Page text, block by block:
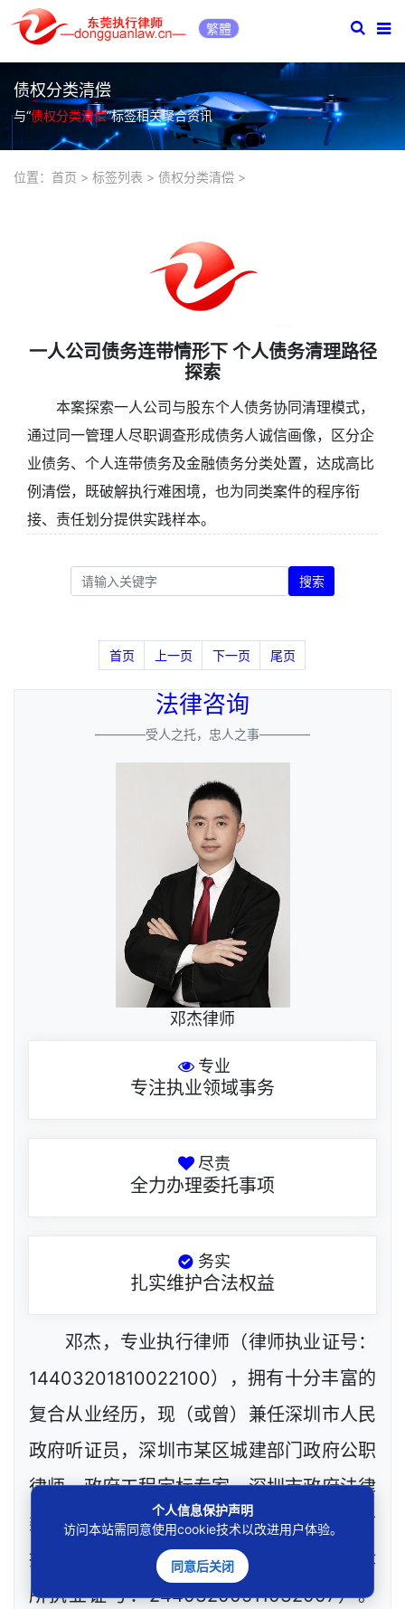
繁體
债权分类清偿
与“债权分类清偿”标签相关聚合资讯
位置： 首页 > 标签列表 > 债权分类清偿 >
一人公司债务连带情形下 个人债务清理路径
探索
本案探索一人公司与股东个人债务协同清理模式，
通过同一管理人尽职调查形成债务人诚信画像，区分企
业债务、个人连带债务及金融债务分类处置，达成高比
例清偿，既破解执行难困境，也为同类案件的程序衔
接、责任划分提供实践样本。
搜索
首页 上一页 下一页 尾页
法律咨询
————受人之托，忠人之事————
邓杰律师
专业
专注执业领域事务
尽责
全力办理委托事项
务实
扎实维护合法权益
邓杰，专业执行律师（律师执业证号：
14403201810022100），拥有十分丰富的
复合从业经历，现（或曾）兼任深圳市人民
政府听证员，深圳市某区城建部门政府公职
律师、政府工程定标专家，深圳市政府法律
类采购评审专家，网络技术工程师等，目前
执业于北京市炜衡（深圳）律师事务所（律
所执业证号：24403200511032007）。
个人信息保护声明
访问本站需同意使用cookie技术以改进用户体验。
同意后关闭